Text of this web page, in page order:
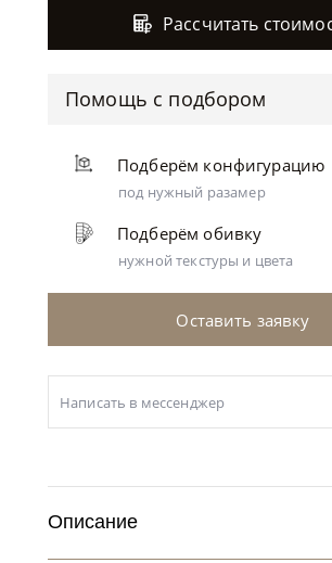
Рассчитать
Помощь с подбором
Подберём конфигурацию
под нужный разамер
Подберём обивку
нужной текстуры и цвета
Оставить заявку
Написать в мессенджер
Описание